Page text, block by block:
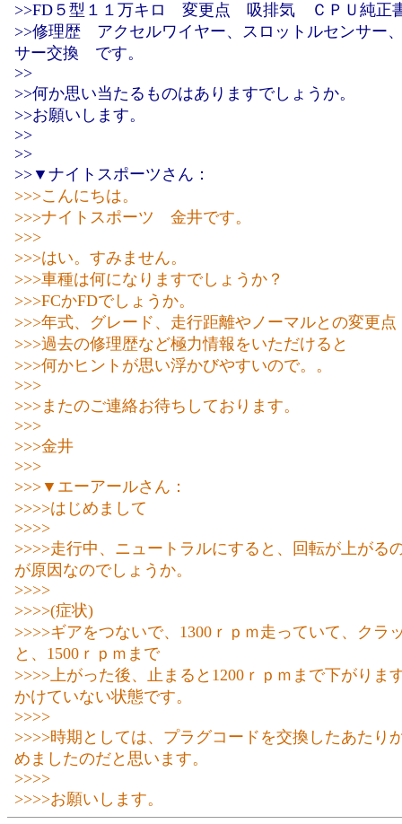
>>FD５型１１万キロ 変更点 吸排気 ＣＰＵ純正
>>修理歴 アクセルワイヤー、スロットルセンサー
サー交換 です。
>>
>>何か思い当たるものはありますでしょうか。
>>お願いします。
>>
>>
>>▼ナイトスポーツさん：
>>>こんにちは。
>>>ナイトスポーツ 金井です。
>>>
>>>はい。すみません。
>>>車種は何になりますでしょうか？
>>>FCかFDでしょうか。
>>>年式、グレード、走行距離やノーマルとの変更点
>>>過去の修理歴など極力情報をいただけると
>>>何かヒントが思い浮かびやすいので。。
>>>
>>>またのご連絡お待ちしております。
>>>
>>>金井
>>>
>>>▼エーアールさん：
>>>>はじめまして
>>>>
>>>>走行中、ニュートラルにすると、回転が上がる
が原因なのでしょうか。
>>>>
>>>>(症状)
>>>>ギアをつないで、1300ｒｐｍ走っていて、クラ
と、1500ｒｐｍまで
>>>>上がった後、止まると1200ｒｐｍまで下がりま
かけていない状態です。
>>>>
>>>>時期としては、プラグコードを交換したあたり
めましたのだと思います。
>>>>
>>>>お願いします。